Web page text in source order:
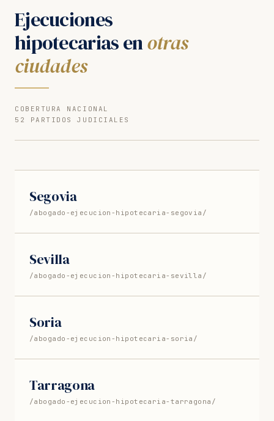
Ejecuciones
hipotecarias enotras
ciudades
COBERTURA NACIONAL
52 PARTIDOS JUDICIALES
Segovia
/abogado-ejecucion-hipotecaria-segovia/
Sevilla
/abogado-ejecucion-hipotecaria-sevilla/
Soria
/abogado-ejecucion-hipotecaria-soria/
Tarragona
/abogado-ejecucion-hipotecaria-tarragona/